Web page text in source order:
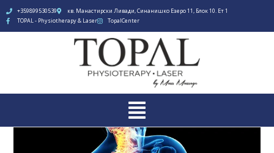
+359899530539
кв. Манастирски Ливади, Синанишко Езеро 11, Блок 10. Ет 1
TOPAL - Physiotherapy & Laser
TopalCenter